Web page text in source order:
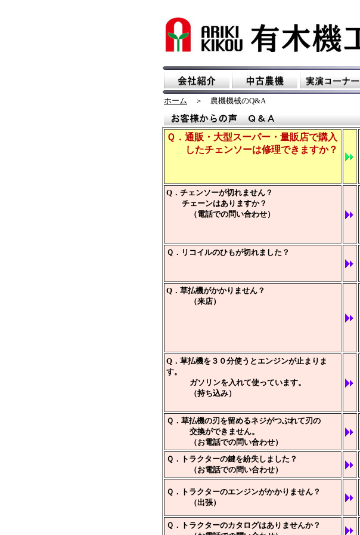
ホーム ＞ 農機機械のQ&A
Ｑ． 通販・大型スーパー・量販店で購入
したチェンソーは修理できますか？
Q．チェンソーが切れません？
チェーンはありますか？
（電話での問い合わせ）
Ｑ．リコイルのひもが切れました？
Q．草払機がかかりません？
（来店）
Q．草払機を３０分使うとエンジンが止まりま
す。
ガソリンを入れて使っています。
（持ち込み）
Ｑ．草払機の刃を留めるネジがつぶれて刃の
交換ができません。
（お電話での問い合わせ）
Ｑ．トラクターの鍵を紛失しました？
（お電話での問い合わせ）
Ｑ．トラクターのエンジンがかかりません？
（出張）
Ｑ．トラクターのカタログはありませんか？